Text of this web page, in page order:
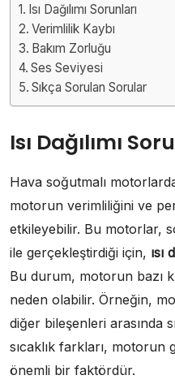
Isı Dağılımı Sorunları
Verimlilik Kaybı
Bakım Zorluğu
Ses Seviyesi
Sıkça Sorulan Sorular
Isı Dağılımı
Hava soğutmalı
motorun verimliliğini ve
etkileyebilir. Bu motorlar,
ile gerçekleştirdiği için, ısı
Bu durum, motorun bazı
neden olabilir. Örneğin,
diğer bileşenleri arasında
sıcaklık farkları, motorun
önemli bir faktördür.